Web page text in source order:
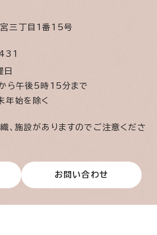
三丁目1番15号
日
ら午後5時15分まで
年始を除く
、施設がありますのでご注意くださ
お問い合わせ